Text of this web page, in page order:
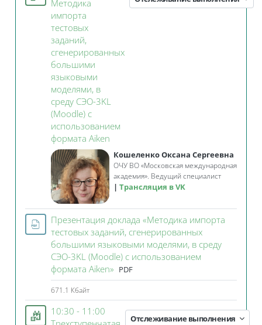
Методика
импорта
тестовых
заданий,
сгенерированных
большими
языковыми
моделями, в
среду СЭО-3KL
(Moodle) с
использованием
формата Aiken
Кошеленко Оксана Сергеевна
ОЧУ ВО «Московская международная
академия». Ведущий специалист
Трансляция в VK
Презентация доклада «Методика импорта
тестовых заданий, сгенерированных
большими языковыми моделями, в среду
СЭО-3KL (Moodle) с использованием
формата Aiken» Файл
PDF
671.1 Кбайт
10:30 - 11:00
Отслеживание выполнения